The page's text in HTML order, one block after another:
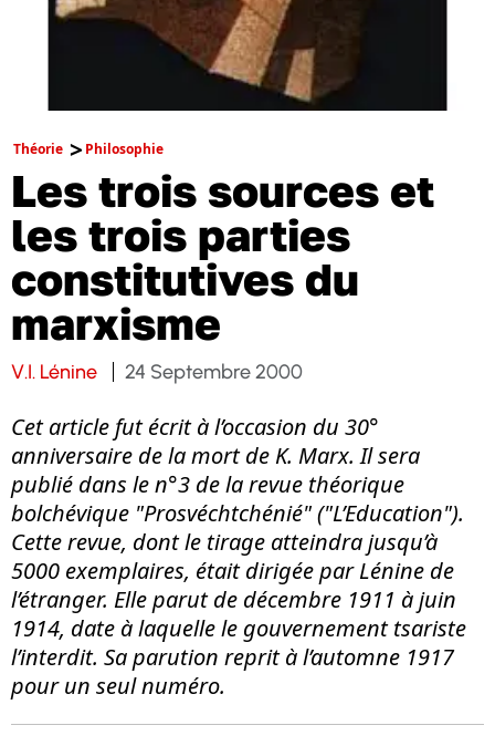
Théorie Philosophie
Les trois sources et
les trois parties
constitutives du
marxisme
V.I. Lénine 24 Septembre 2000
Cet article fut écrit à l’occasion du 30°
anniversaire de la mort de K. Marx. Il sera
publié dans le n°3 de la revue théorique
bolchévique "Prosvéchtchénié" ("L’Education").
Cette revue, dont le tirage atteindra jusqu’à
5000 exemplaires, était dirigée par Lénine de
l’étranger. Elle parut de décembre 1911 à juin
1914, date à laquelle le gouvernement tsariste
l’interdit. Sa parution reprit à l’automne 1917
pour un seul numéro.